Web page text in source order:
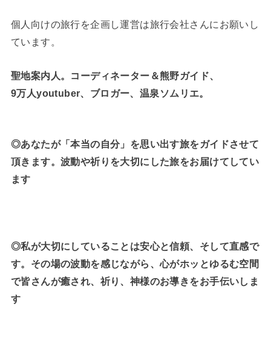
個人向けの旅行を企画し運営は旅行会社さんにお願いし
ています。
聖地案内人。コーディネーター＆熊野ガイド、
9万人youtuber、ブロガー、温泉ソムリエ。
◎あなたが「本当の自分」を思い出す旅をガイドさせて
頂きます。波動や祈りを大切にした旅をお届けてしてい
ます
◎私が大切にしていることは安心と信頼、そして直感で
す。その場の波動を感じながら、心がホッとゆるむ空間
で皆さんが癒され、祈り、神様のお導きをお手伝いしま
す